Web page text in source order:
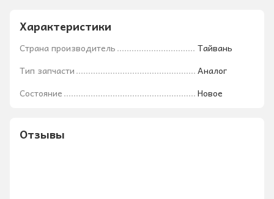
Характеристики
Страна производитель
Тайвань
Тип запчасти
Аналог
Состояние
Новое
Отзывы